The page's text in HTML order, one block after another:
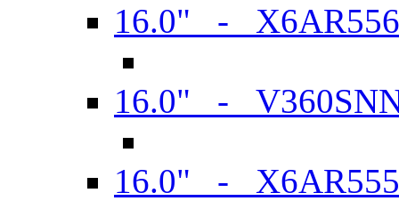
16.0" -
16.0" -
16.0" -